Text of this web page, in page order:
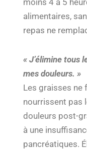
moins 4 à 5
alimentaires,
repas ne
« J’élimine tous
mes douleurs. »
Les graisses ne
nourrissent pas
douleurs post-
à une
pancréatiques.